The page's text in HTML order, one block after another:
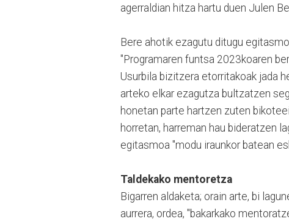
agerraldian hitza hartu duen Julen
Bere ahotik ezagutu ditugu
"Programaren funtsa 2023koaren
Usurbila bizitzera etorritakoak jada
arteko elkar ezagutza bultzatzen
honetan parte hartzen zuten
horretan, harreman hau bideratzen
egitasmoa "modu iraunkor batean
Taldekako mentoretza
Bigarren aldaketa; orain arte, bi
aurrera, ordea, "bakarkako